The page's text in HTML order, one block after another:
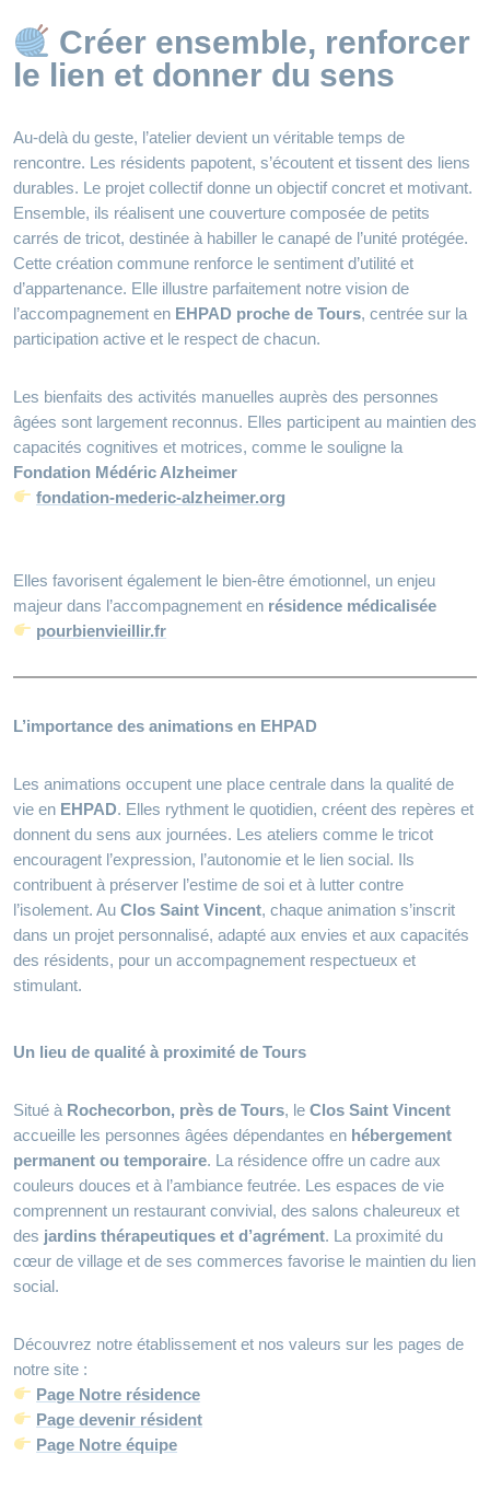
Créer ensemble, renforcer
le lien et donner du sens
Au-delà du geste, l’atelier devient un véritable temps de
rencontre. Les résidents papotent, s’écoutent et tissent des liens
durables. Le projet collectif donne un objectif concret et motivant.
Ensemble, ils réalisent une couverture composée de petits
carrés de tricot, destinée à habiller le canapé de l’unité protégée.
Cette création commune renforce le sentiment d’utilité et
d’appartenance. Elle illustre parfaitement notre vision de
l’accompagnement en EHPAD proche de Tours, centrée sur la
participation active et le respect de chacun.
Les bienfaits des activités manuelles auprès des personnes
âgées sont largement reconnus. Elles participent au maintien des
capacités cognitives et motrices, comme le souligne la
Fondation Médéric Alzheimer
fondation-mederic-alzheimer.org
Elles favorisent également le bien-être émotionnel, un enjeu
majeur dans l’accompagnement en résidence médicalisée
pourbienvieillir.fr
L’importance des animations en EHPAD
Les animations occupent une place centrale dans la qualité de
vie en EHPAD. Elles rythment le quotidien, créent des repères et
donnent du sens aux journées. Les ateliers comme le tricot
encouragent l’expression, l’autonomie et le lien social. Ils
contribuent à préserver l’estime de soi et à lutter contre
l’isolement. Au Clos Saint Vincent, chaque animation s’inscrit
dans un projet personnalisé, adapté aux envies et aux capacités
des résidents, pour un accompagnement respectueux et
stimulant.
Un lieu de qualité à proximité de Tours
Situé à Rochecorbon, près de Tours, le Clos Saint Vincent
accueille les personnes âgées dépendantes en hébergement
permanent ou temporaire. La résidence offre un cadre aux
couleurs douces et à l’ambiance feutrée. Les espaces de vie
comprennent un restaurant convivial, des salons chaleureux et
des jardins thérapeutiques et d’agrément. La proximité du
cœur de village et de ses commerces favorise le maintien du lien
social.
Découvrez notre établissement et nos valeurs sur les pages de
notre site :
Page Notre résidence
Page devenir résident
Page Notre équipe